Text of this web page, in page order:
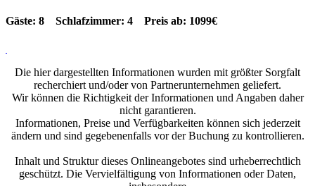
Gäste: 8 Schlafzimmer: 4 Preis ab: 1099€
Die hier dargestellten Informationen wurden mit größter Sorgfalt
recherchiert und/oder von Partnerunternehmen geliefert.
Wir können die Richtigkeit der Informationen und Angaben daher
nicht garantieren.
Informationen, Preise und Verfügbarkeiten können sich jederzeit
ändern und sind gegebenenfalls vor der Buchung zu kontrollieren.
Inhalt und Struktur dieses Onlineangebotes sind urheberrechtlich
geschützt. Die Vervielfältigung von Informationen oder Daten,